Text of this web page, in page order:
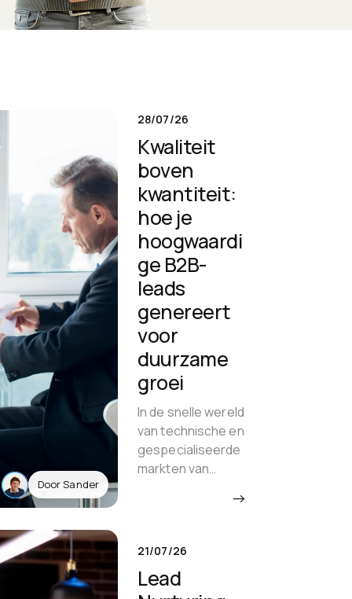
Door Sander
28/07/26
Kwaliteit
boven
kwantiteit:
hoe je
hoogwaardi
ge B2B-
leads
genereert
voor
duurzame
groei
In de snelle wereld
van technische en
gespecialiseerde
markten van
meeste bedrijven
voorop te stellen.
leadgeneratie in
→
21/07/26
Lead